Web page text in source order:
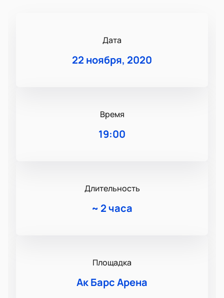
Дата
22 ноября, 2020
Время
19:00
Длительность
~ 2 часа
Площадка
Ак Барс Арена